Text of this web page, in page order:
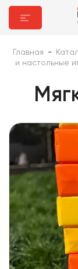
Главная -
и настольные